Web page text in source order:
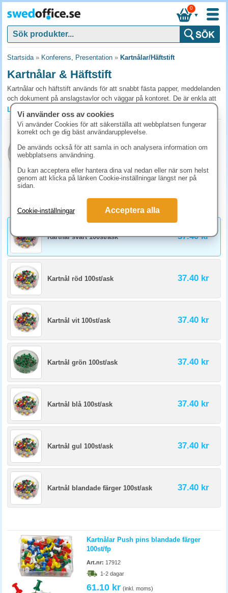
▼
0
Startsida» Konferens, Presentation » Kartnålar/Häftstift
Kartnålar & Häftstift
Kartnålar och häftstift används för att snabbt fästa papper, meddelanden
och dokument på anslagstavlor och väggar på kontoret. De är enkla att
använda och ger en ordnad och visuell informationsyta i arbetsrummet.
Köp kartnålar och häftstift till er arbetsplats hos SwedOffice.
Vanliga frågor och svar om kartnålar & häftstift
Vilka häftstift passar för anslagstavlor?
Klassiska metallhäftstift håller bäst i kork. För whiteboard- eller
magnettavlor används istället magnetnålar. Färgkodade häftstift är
praktiska för kategorisering på stora informationstavlor.
Hur många häftstift behövs för en anslagstavla?
Räkna med 4 stift per A4-uppslag (ett i varje hörn). En tavla på 100x80
cm rymmer 12-15 anslag samtidigt. Köp gärna en burk om 100 stift för
regelbunden användning.
Läs mer »
Kartnål svart 100st/ask
37.40 kr (inkl. moms)
Kartnål svart 100st/ask 37.40 kr
Kartnål röd 100st/ask 37.40 kr
Kartnål vit 100st/ask 37.40 kr
Kartnål grön 100st/ask 37.40 kr
Kartnål blå 100st/ask 37.40 kr
Kartnål gul 100st/ask 37.40 kr
Kartnål blandade färger 100st/ask 37.40 kr
Kartnålar Push pins blandade färger
100st/fp
Art.nr: 17912
1-2 dagar
61.10 kr (inkl. moms)
Vi använder oss av cookies
Vi använder Cookies för att säkerställa att webbplatsen fungerar
korrekt och ge dig bäst användarupplevelse.
De används också för att samla in och analysera information om
webbplatsens användning.
Du kan acceptera eller hantera dina val nedan eller när som helst
genom att klicka på länken Cookie-inställningar längst ner på
sidan.
Cookie-inställningar Acceptera alla